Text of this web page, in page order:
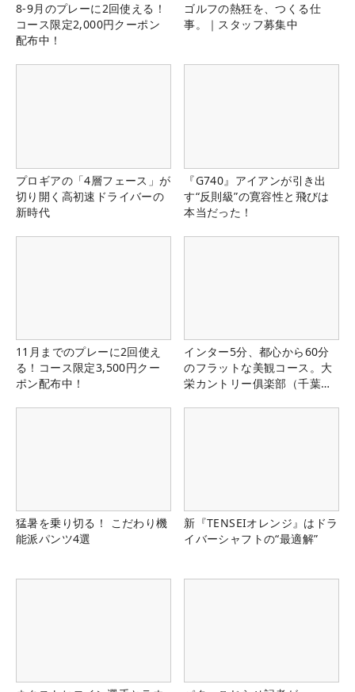
8-9月のプレーに2回使える！
コース限定2,000円クーポン
配布中！
ゴルフの熱狂を、つくる仕
事。｜スタッフ募集中
プロギアの「4層フェース」が
切り開く高初速ドライバーの
新時代
『G740』アイアンが引き出
す“反則級”の寛容性と飛びは
本当だった！
11月までのプレーに2回使え
る！コース限定3,500円クー
ポン配布中！
インター5分、都心から60分
のフラットな美観コース。大
栄カントリー俱楽部（千葉
猛暑を乗り切る！ こだわり機
能派パンツ4選
新『TENSEIオレンジ』はドラ
イバーシャフトの“最適解”